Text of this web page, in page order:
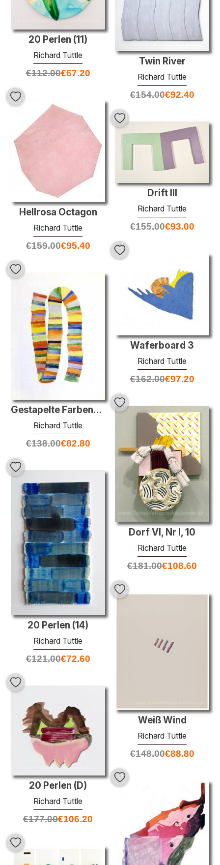
20 Perlen (11)
Richard Tuttle
€112.00€67.20
Twin River
Richard Tuttle
€154.00€92.40
Hellrosa Octagon
Richard Tuttle
€159.00€95.40
Drift III
Richard Tuttle
€155.00€93.00
Waferboard 3
Richard Tuttle
€162.00€97.20
Gestapelte Farben-Zeichnung # 1
Richard Tuttle
€138.00€82.80
Dorf VI, Nr I, 10
Richard Tuttle
€181.00€108.60
20 Perlen (14)
Richard Tuttle
€121.00€72.60
Weiß Wind
Richard Tuttle
€148.00€88.80
20 Perlen (D)
Richard Tuttle
€177.00€106.20